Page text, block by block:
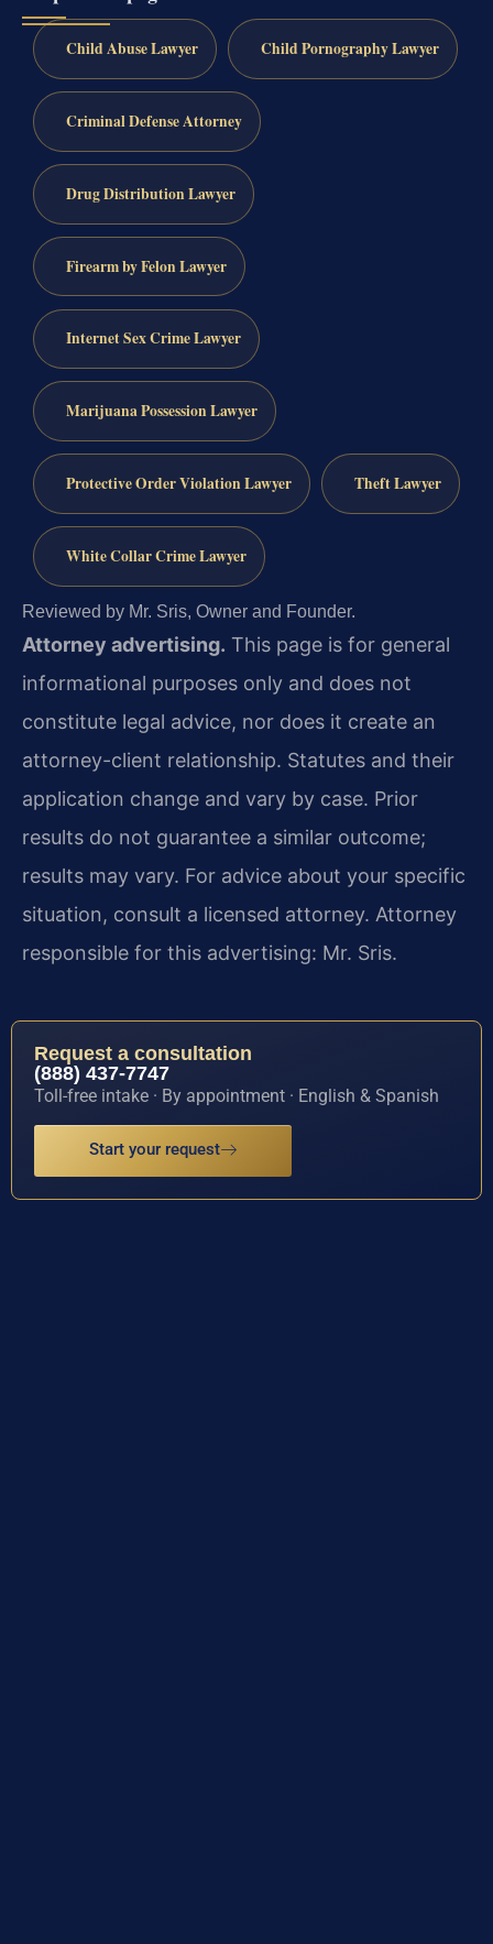
Child Abuse Lawyer Child Pornography Lawyer
Criminal Defense Attorney
Drug Distribution Lawyer
Firearm by Felon Lawyer
Internet Sex Crime Lawyer
Marijuana Possession Lawyer
Protective Order Violation Lawyer Theft Lawyer
White Collar Crime Lawyer
Reviewed by Mr. Sris, Owner and Founder.
Attorney advertising. This page is for general
informational purposes only and does not
constitute legal advice, nor does it create an
attorney-client relationship. Statutes and their
application change and vary by case. Prior
results do not guarantee a similar outcome;
results may vary. For advice about your specific
situation, consult a licensed attorney. Attorney
responsible for this advertising: Mr. Sris.
Request a consultation
(888) 437-7747
Toll-free intake · By appointment · English & Spanish
Start your request